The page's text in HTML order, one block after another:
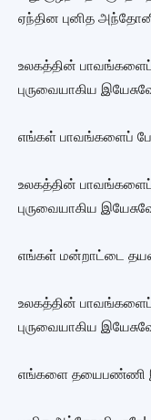
ஏந்தின புனித
உலகத்தின்
புருவையாகிய
எங்கள் பாவங்களைப்
உலகத்தின்
புருவையாகிய
எங்கள் மன்றாட்டை
உலகத்தின்
புருவையாகிய
எங்களை தயைபண்ணி